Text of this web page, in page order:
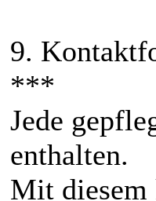
9.
***
Jede
enthalten.
Mit diesem